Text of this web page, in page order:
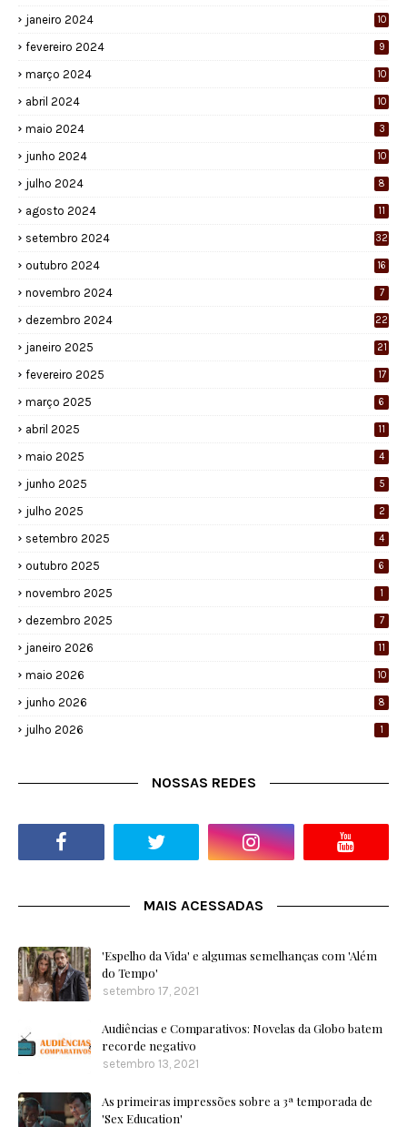
janeiro 2024 10
fevereiro 2024 9
março 2024 10
abril 2024 10
maio 2024 3
junho 2024 10
julho 2024 8
agosto 2024 11
setembro 2024 32
outubro 2024 16
novembro 2024 7
dezembro 2024 22
janeiro 2025 21
fevereiro 2025 17
março 2025 6
abril 2025 11
maio 2025 4
junho 2025 5
julho 2025 2
setembro 2025 4
outubro 2025 6
novembro 2025 1
dezembro 2025 7
janeiro 2026 11
maio 2026 10
junho 2026 8
julho 2026 1
NOSSAS REDES
MAIS ACESSADAS
'Espelho da Vida' e algumas semelhanças com 'Além
do Tempo'
setembro 17, 2021
Audiências e Comparativos: Novelas da Globo batem
recorde negativo
setembro 13, 2021
As primeiras impressões sobre a 3ª temporada de
'Sex Education'